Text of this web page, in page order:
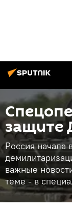
защите
Россия начала
важные
теме - в